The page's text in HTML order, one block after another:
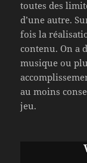
toutes des
d’une autre.
fois la
contenu. On a
musique ou
au moins
jeu.